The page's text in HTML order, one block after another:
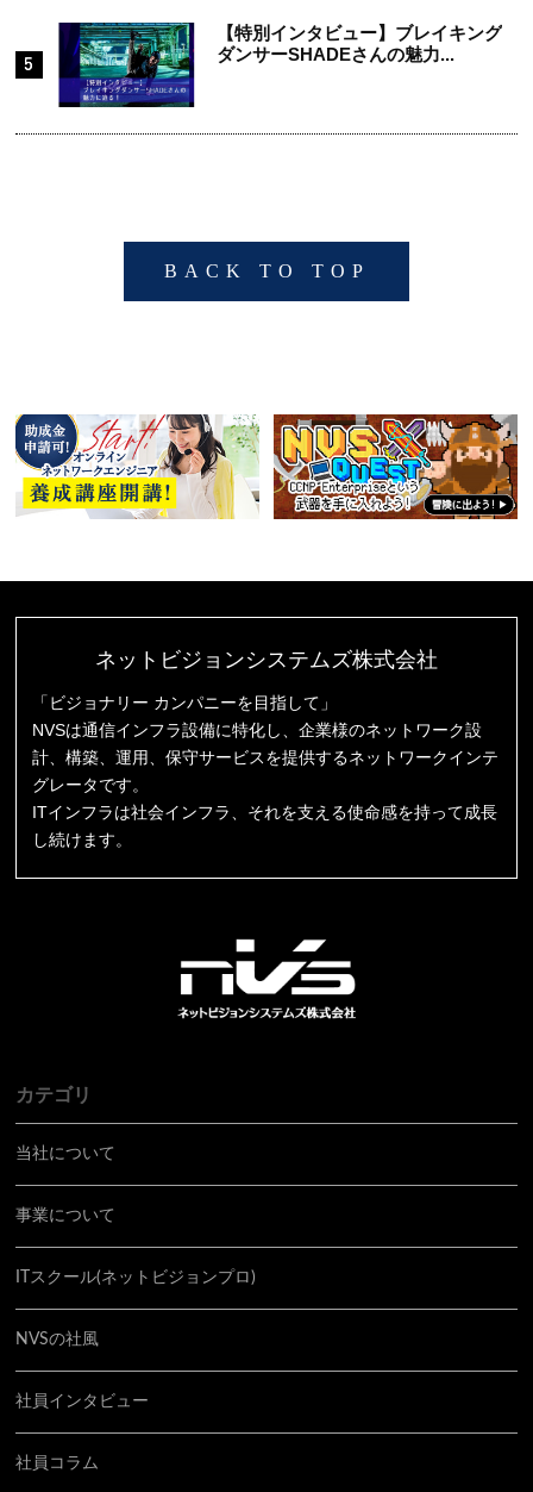
【特別インタビュー】ブレイキング
ダンサーSHADEさんの魅力...
BACK TO TOP
ネットビジョンシステムズ株式会社
「ビジョナリー カンパニーを目指して」
NVSは通信インフラ設備に特化し、企業様のネットワーク設
計、構築、運用、保守サービスを提供するネットワークインテ
グレータです。
ITインフラは社会インフラ、それを支える使命感を持って成長
し続けます。
カテゴリ
当社について
事業について
ITスクール(ネットビジョンプロ)
NVSの社風
社員インタビュー
社員コラム